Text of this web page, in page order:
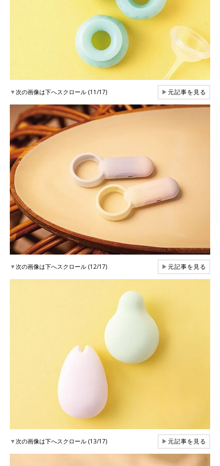
▼次の画像は下へスクロール (11/17) ▶元記事を見る
▼次の画像は下へスクロール (12/17) ▶元記事を見る
▼次の画像は下へスクロール (13/17) ▶元記事を見る